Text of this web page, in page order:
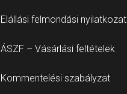
Elállási felmondási nyilatkozat
ÁSZF – Vásárlási feltételek
Kommentelési szabályzat